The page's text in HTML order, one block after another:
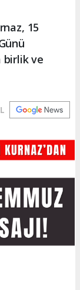
15
birlik ve